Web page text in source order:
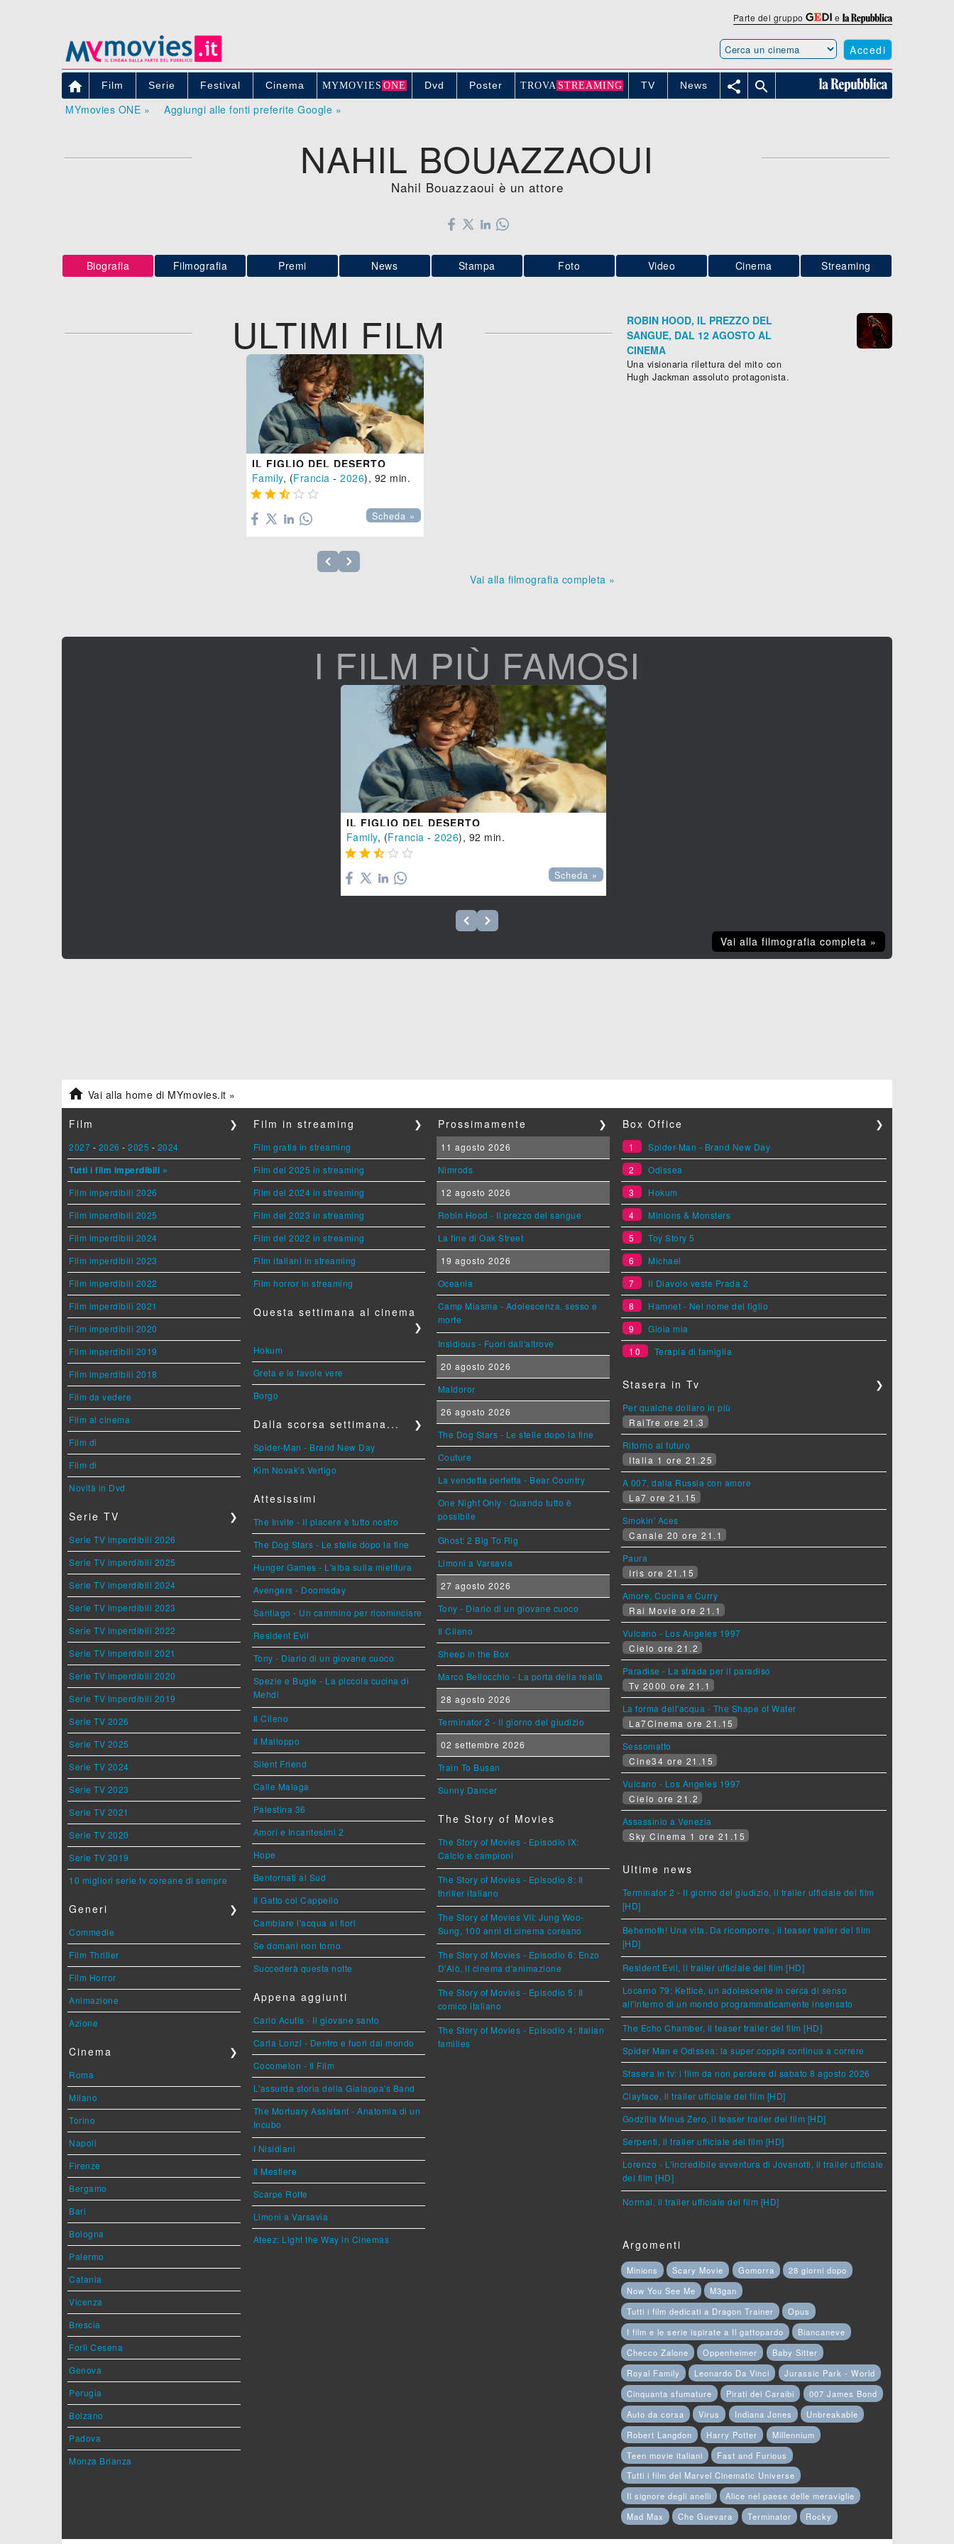
Parte del gruppo e
Accedi
 Film Serie Festival Cinema MYMOVIE S ONE Dvd Poster TROVA STREAMING TV News  
MYmovies ONE » Aggiungi alle fonti preferite Google »
NAHIL BOUAZZAOUI
Nahil Bouazzaoui è un attore
Biografia Filmografia Premi News Stampa Foto Video Cinema Streaming
ULTIMI FILM
IL FIGLIO DEL DESERTO
Family, (Francia -2026), 92 min.
    
Scheda »
Vai alla filmografia completa »
ROBIN HOOD, IL PREZZO DEL
SANGUE, DAL 12 AGOSTO AL
CINEMA
Una visionaria rilettura del mito con
Hugh Jackman assoluto protagonista.
I FILM PIÙ FAMOSI
IL FIGLIO DEL DESERTO
Family, (Francia -2026), 92 min.
    
Scheda »
Vai alla filmografia completa »
 Vai alla home di MYmovies.it »
Film ❯
2027 - 2026 - 2025 - 2024
Tutti i film imperdibili »
Film imperdibili 2026
Film imperdibili 2025
Film imperdibili 2024
Film imperdibili 2023
Film imperdibili 2022
Film imperdibili 2021
Film imperdibili 2020
Film imperdibili 2019
Film imperdibili 2018
Film da vedere
Film al cinema
Film di
Film di
Novità in Dvd
Serie TV ❯
Serie TV imperdibili 2026
Serie TV imperdibili 2025
Serie TV imperdibili 2024
Serie TV imperdibili 2023
Serie TV imperdibili 2022
Serie TV imperdibili 2021
Serie TV imperdibili 2020
Serie TV imperdibili 2019
Serie TV 2026
Serie TV 2025
Serie TV 2024
Serie TV 2023
Serie TV 2021
Serie TV 2020
Serie TV 2019
10 migliori serie tv coreane di sempre
Generi ❯
Commedie
Film Thriller
Film Horror
Animazione
Azione
Cinema ❯
Roma
Milano
Torino
Napoli
Firenze
Bergamo
Bari
Bologna
Palermo
Catania
Vicenza
Brescia
Forlì Cesena
Genova
Perugia
Bolzano
Padova
Monza Brianza
Film in streaming ❯
Film gratis in streaming
Film del 2025 in streaming
Film del 2024 in streaming
Film del 2023 in streaming
Film del 2022 in streaming
Film italiani in streaming
Film horror in streaming
Questa settimana al cinema
❯
Hokum
Greta e le favole vere
Borgo
Dalla scorsa settimana... ❯
Spider-Man - Brand New Day
Kim Novak's Vertigo
Attesissimi
The Invite - Il piacere è tutto nostro
The Dog Stars - Le stelle dopo la fine
Hunger Games - L'alba sulla mietitura
Avengers - Doomsday
Santiago - Un cammino per ricominciare
Resident Evil
Tony - Diario di un giovane cuoco
Spezie e Bugie - La piccola cucina di
Mehdi
Il Cileno
Il Malloppo
Silent Friend
Calle Malaga
Palestina 36
Amori e Incantesimi 2
Hope
Bentornati al Sud
Il Gatto col Cappello
Cambiare l'acqua ai fiori
Se domani non torno
Succederà questa notte
Appena aggiunti
Carlo Acutis - Il giovane santo
Carla Lonzi - Dentro e fuori dal mondo
Cocomelon - Il Film
L'assurda storia della Gialappa's Band
The Mortuary Assistant - Anatomia di un
Incubo
I Nisidiani
Il Mestiere
Scarpe Rotte
Limoni a Varsavia
Ateez: Light the Way in Cinemas
Prossimamente ❯
11 agosto 2026
Nimrods
12 agosto 2026
Robin Hood - Il prezzo del sangue
La fine di Oak Street
19 agosto 2026
Oceania
Camp Miasma - Adolescenza, sesso e
morte
Insidious - Fuori dall'altrove
20 agosto 2026
Maldoror
26 agosto 2026
The Dog Stars - Le stelle dopo la fine
Couture
La vendetta perfetta - Bear Country
One Night Only - Quando tutto è
possibile
Ghost: 2 Big To Rig
Limoni a Varsavia
27 agosto 2026
Tony - Diario di un giovane cuoco
Il Cileno
Sheep in the Box
Marco Bellocchio - La porta della realtà
28 agosto 2026
Terminator 2 - Il giorno del giudizio
02 settembre 2026
Train To Busan
Sunny Dancer
The Story of Movies
The Story of Movies - Episodio IX:
Calcio e campioni
The Story of Movies - Episodio 8: Il
thriller italiano
The Story of Movies VII: Jung Woo-
Sung, 100 anni di cinema coreano
The Story of Movies - Episodio 6: Enzo
D'Alò, il cinema d'animazione
The Story of Movies - Episodio 5: Il
comico italiano
The Story of Movies - Episodio 4: Italian
families
Box Office ❯
1
Spider-Man - Brand New Day
2
Odissea
3
Hokum
4
Minions & Monsters
5
Toy Story 5
6
Michael
7
Il Diavolo veste Prada 2
8
Hamnet - Nel nome del figlio
9
Gioia mia
10
Terapia di famiglia
Stasera in Tv ❯
Per qualche dollaro in più
RaiTre ore 21.3
Ritorno al futuro
Italia 1 ore 21.25
A 007, dalla Russia con amore
La7 ore 21.15
Smokin' Aces
Canale 20 ore 21.1
Paura
Iris ore 21.15
Amore, Cucina e Curry
Rai Movie ore 21.1
Vulcano - Los Angeles 1997
Cielo ore 21.2
Paradise - La strada per il paradiso
Tv 2000 ore 21.1
La forma dell'acqua - The Shape of Water
La7Cinema ore 21.15
Sessomatto
Cine34 ore 21.15
Vulcano - Los Angeles 1997
Cielo ore 21.2
Assassinio a Venezia
Sky Cinema 1 ore 21.15
Ultime news
Terminator 2 - Il giorno del giudizio, il trailer ufficiale del film
[HD]
Behemoth! Una vita. Da ricomporre., il teaser trailer del film
[HD]
Resident Evil, il trailer ufficiale del film [HD]
Locarno 79: Ketticè, un adolescente in cerca di senso
all'interno di un mondo programmaticamente insensato
The Echo Chamber, il teaser trailer del film [HD]
Spider Man e Odissea: la super coppia continua a correre
Stasera in tv: i film da non perdere di sabato 8 agosto 2026
Clayface, il trailer ufficiale del film [HD]
Godzilla Minus Zero, il teaser trailer del film [HD]
Serpenti, il trailer ufficiale del film [HD]
Lorenzo - L'incredibile avventura di Jovanotti, il trailer ufficiale
del film [HD]
Normal, il trailer ufficiale del film [HD]
Argomenti
Minions Scary Movie Gomorra
28 giorni dopo
Now You See Me
M3gan
Tutti i film dedicati a Dragon Trainer
Opus
I film e le serie ispirate a Il gattopardo
Biancaneve
Checco Zalone
Oppenheimer
Baby Sitter
Royal Family
Leonardo Da Vinci
Jurassic Park - World
Cinquanta sfumature
Pirati dei Caraibi
007 James Bond
Auto da corsa
Virus Indiana Jones
Unbreakable
Robert Langdon
Harry Potter
Millennium
Teen movie italiani
Fast and Furious
Tutti i film del Marvel Cinematic Universe
Il signore degli anelli
Alice nel paese delle meraviglie
Mad Max
Che Guevara Terminator Rocky